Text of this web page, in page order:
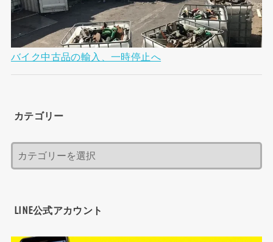
バイク中古品の輸入、一時停止へ
カテゴリー
LINE公式アカウント